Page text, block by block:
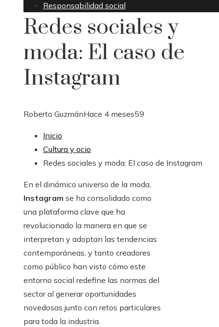
Responsabilidad social
Redes sociales y
moda: El caso de
Instagram
Roberto GuzmánHace 4 meses59
Inicio
Cultura y ocio
Redes sociales y moda: El caso de Instagram
En el dinámico universo de la moda,
Instagram se ha consolidado como
una plataforma clave que ha
revolucionado la manera en que se
interpretan y adoptan las tendencias
contemporáneas, y tanto creadores
como público han visto cómo este
entorno social redefine las normas del
sector al generar oportunidades
novedosas junto con retos particulares
para toda la industria.